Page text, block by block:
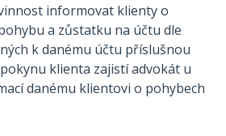
informovat klienty o
a zůstatku na účtu dle
k danému účtu příslušnou
klienta zajistí advokát u
danému klientovi o pohybech